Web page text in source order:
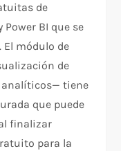
de
BI que se
El módulo de
de
analíticos— tiene
que puede
finalizar
para la